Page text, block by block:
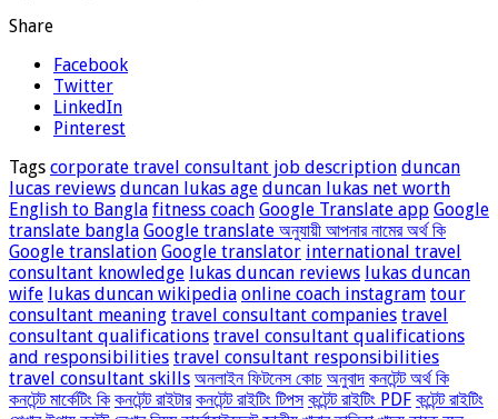
Share
Facebook
Twitter
LinkedIn
Pinterest
Tags corporate travel consultant job description duncan
lucas reviews duncan lukas age duncan lukas net worth
English to Bangla fitness coach Google Translate app Google
translate bangla Google translate অনুযায়ী আপনার নামের অর্থ কি
Google translation Google translator international travel
consultant knowledge lukas duncan reviews lukas duncan
wife lukas duncan wikipedia online coach instagram tour
consultant meaning travel consultant companies travel
consultant qualifications travel consultant qualifications
and responsibilities travel consultant responsibilities
travel consultant skills অনলাইন ফিটনেস কোচ অনুবাদ কনটেন্ট অর্থ কি
কনটেন্ট মার্কেটিং কি কনটেন্ট রাইটার কনটেন্ট রাইটিং টিপস কন্টেন্ট রাইটিং PDF কন্টেন্ট রাইটিং